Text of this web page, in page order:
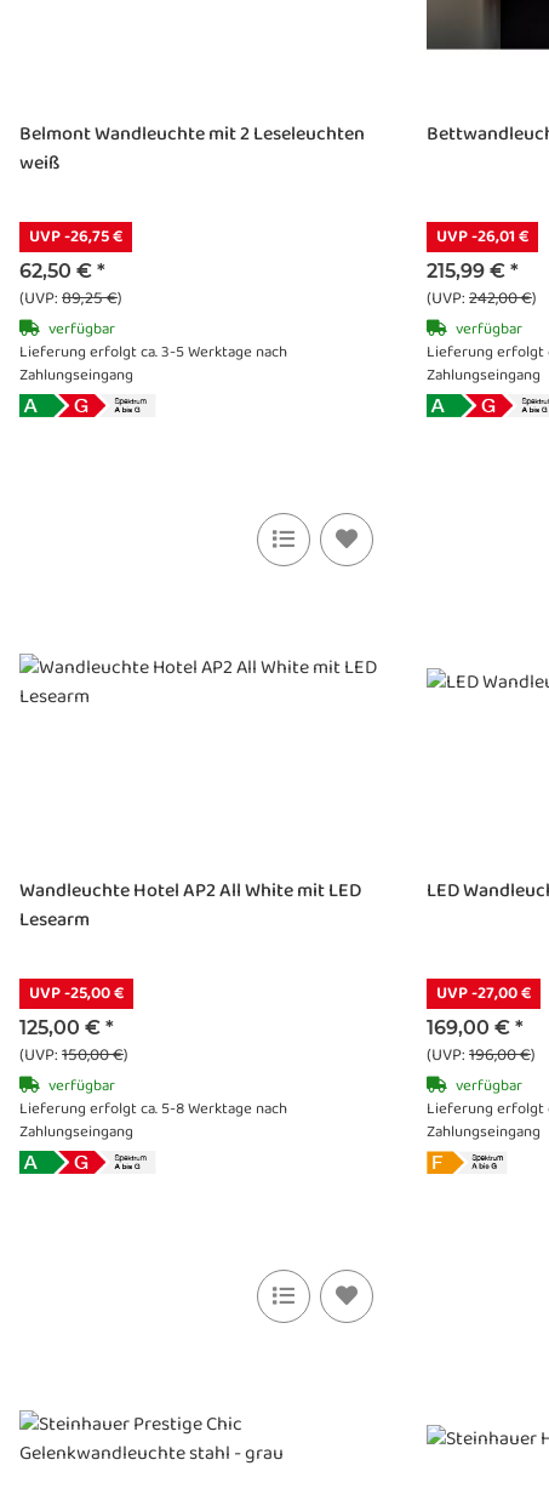
Belmont Wandleuchte mit 2 Leseleuchten
weiß
UVP -26,75 €
62,50 € *
(UVP:89,25 €)
verfügbar
Lieferung erfolgt ca. 3-5 Werktage nach
Zahlungseingang
UVP -26,01 €
215,99 € *
(UVP:242,00 €)
verfügbar
Lieferung erfolgt
Zahlungseingang
Wandleuchte Hotel AP2 All White mit LED
Lesearm
UVP -25,00 €
125,00 € *
(UVP:150,00 €)
verfügbar
Lieferung erfolgt ca. 5-8 Werktage nach
Zahlungseingang
LED
UVP -27,00 €
169,00 € *
(UVP:196,00 €)
verfügbar
Lieferung erfolgt
Zahlungseingang